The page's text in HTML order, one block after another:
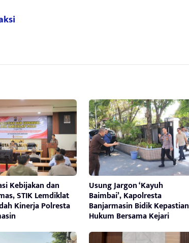
Kebijakan dan
STIK Lemdiklat
Kinerja Polresta
Usung Jargon ‘Kayuh
Baimbai’, Kapolresta
Banjarmasin Bidik Kepastian
Hukum Bersama Kejari